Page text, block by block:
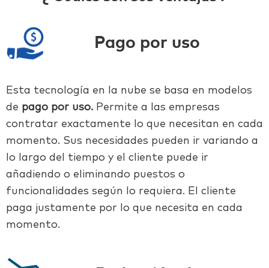
Pago por uso
Esta tecnología en la nube se basa en modelos
de pago por uso. Permite a las empresas
contratar exactamente lo que necesitan en cada
momento. Sus necesidades pueden ir variando a
lo largo del tiempo y el cliente puede ir
añadiendo o eliminando puestos o
funcionalidades según lo requiera. El cliente
paga justamente por lo que necesita en cada
momento.